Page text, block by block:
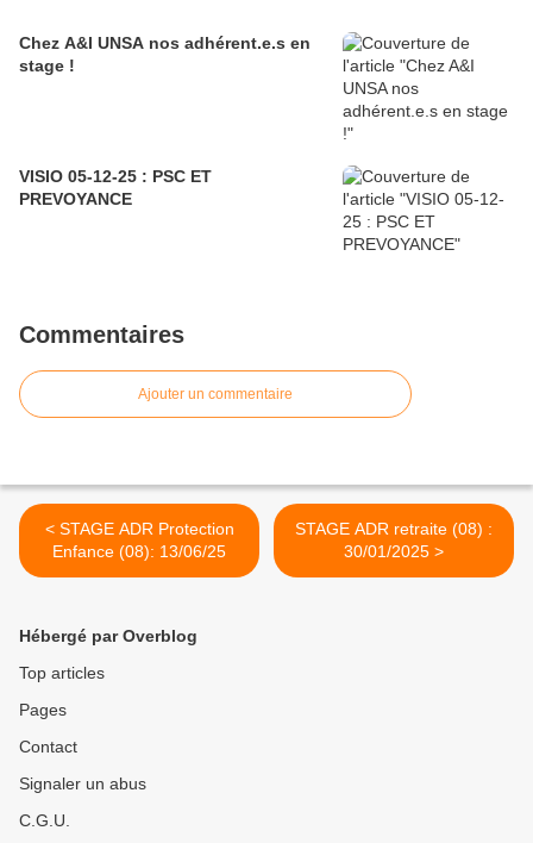
Chez A&I UNSA nos adhérent.e.s en
stage !
VISIO 05-12-25 : PSC ET
PREVOYANCE
Commentaires
Ajouter un commentaire
< STAGE ADR Protection
Enfance (08): 13/06/25
STAGE ADR retraite (08) :
30/01/2025 >
Hébergé par Overblog
Top articles
Pages
Contact
Signaler un abus
C.G.U.